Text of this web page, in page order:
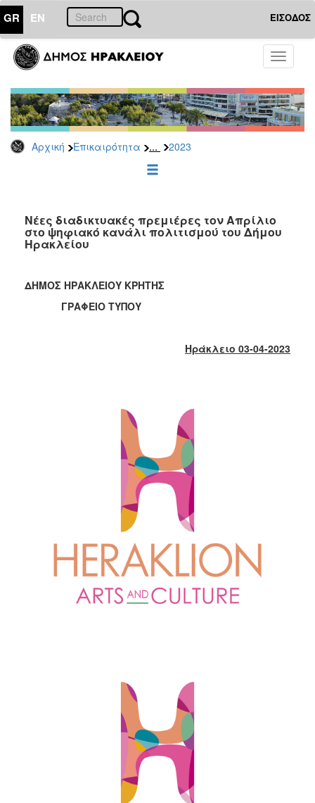
GR EN ΕΙΣΟΔΟΣ
Toggle
Αρχική Επικαιρότητα ... 2023
ΕΠΙΚΑΙΡΟΤΗΤΑ
Τύπου
Αρχείο
2026
2025
2022
2021
2019
2018
Νέες διαδικτυακές πρεμιέρες τον Απρίλιο
στο ψηφιακό κανάλι πολιτισμού του Δήμου
Ηρακλείου
ΔΗΜΟΣ ΗΡΑΚΛΕΙΟΥ ΚΡΗΤΗΣ
ΓΡΑΦΕΙΟ ΤΥΠΟΥ
Ηράκλειο 03-04-2023